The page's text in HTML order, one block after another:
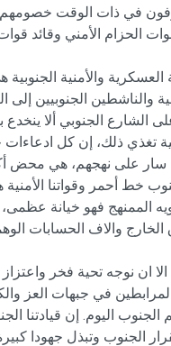
في ذات الوقت خصومهم
الحزام الأمني وقائد
والأمنية
والناشطين الجنوبيين
الشارع الجنوبي ألا
تغذي ذلك، إن كل ادعاءات
سار على نهجهم، هي محض
خط أحمر وقواتنا
الممنهج فهو خيانة عظمى،
والاف الحسابات
الا ان نوجه تحية فخر
المرابطين في جبهات العز
اليوم. إن قيادتنا
الجنوب وتبذل جهودا